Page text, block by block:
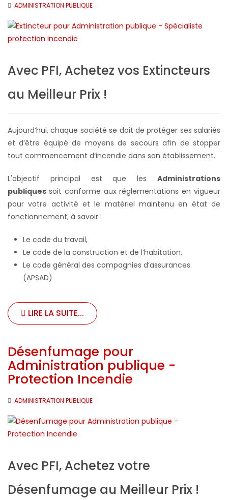
ADMINISTRATION PUBLIQUE
Avec PFI, Achetez vos Extincteurs
au Meilleur Prix !
Aujourd’hui, chaque société se doit de protéger ses salariés
et d’être équipé de moyens de secours afin de stopper
tout commencement d’incendie dans son établissement.
L'objectif principal est que les Administrations
publiques soit conforme aux réglementations en vigueur
pour votre activité et le matériel maintenu en état de
fonctionnement, à savoir :
Le code du travail,
Le code de la construction et de l’habitation,
Le code général des compagnies d’assurances.
(APSAD)
LIRE LA SUITE...
Désenfumage pour
Administration publique -
Protection Incendie
ADMINISTRATION PUBLIQUE
Avec PFI, Achetez votre
Désenfumage au Meilleur Prix !